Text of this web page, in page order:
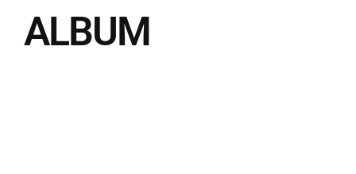
ALBUM